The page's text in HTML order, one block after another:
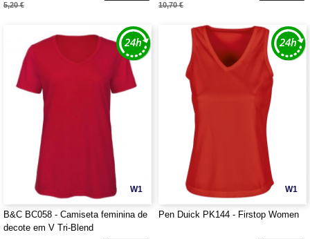
5,20 € 10,70 €
W1
B&C BC058 - Camiseta feminina de
decote em V Tri-Blend
W1
Pen Duick PK144 - Firstop Women